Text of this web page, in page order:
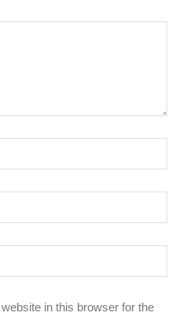
in this browser for the